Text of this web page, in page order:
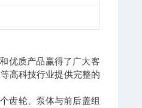
优质产品赢得了广大客
高科技行业提供完整的
齿轮、泵体与前后盖组